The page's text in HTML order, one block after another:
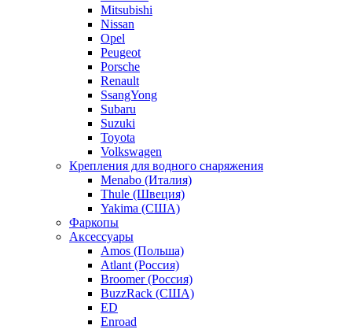
Mitsubishi
Nissan
Opel
Peugeot
Porsche
Renault
SsangYong
Subaru
Suzuki
Toyota
Volkswagen
Крепления для водного снаряжения
Menabo (Италия)
Thule (Швеция)
Yakima (США)
Фаркопы
Аксессуары
Amos (Польша)
Atlant (Россия)
Broomer (Россия)
BuzzRack (США)
ED
Enroad